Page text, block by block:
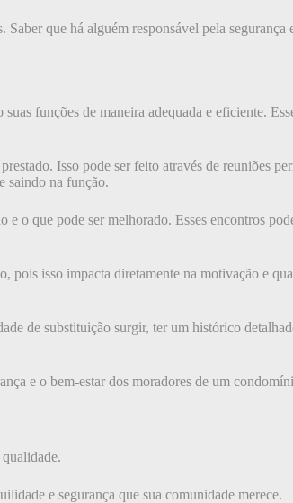
Saber que há alguém responsável pela
funções de maneira adequada e eficiente.
Isso pode ser feito através de reuniões
saindo na função.
o que pode ser melhorado. Esses encontros
isso impacta diretamente na motivação e
de substituição surgir, ter um histórico
e o bem-estar dos moradores de um
e segurança que sua comunidade merece.